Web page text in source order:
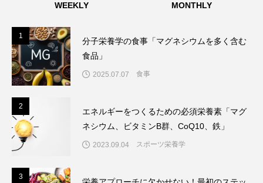
WEEKLY MONTHLY
1
分子栄養学の食事「マグネシウムを多く含む
食品」
2025.07.07 食事
2
エネルギーをつくるための必須栄養素「マグ
ネシウム、ビタミンB群、CoQ10、鉄」
2023.09.04 スポーツ栄養学
3